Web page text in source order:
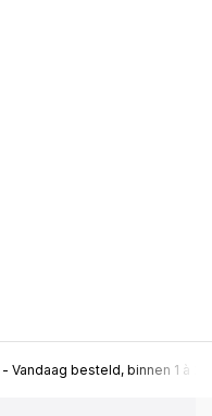
- Vandaag besteld, binnen 1 à 2